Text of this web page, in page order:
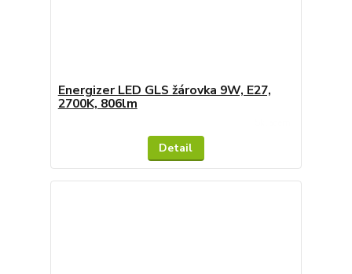
Energizer LED GLS žárovka 9W, E27,
2700K, 806lm
Detail